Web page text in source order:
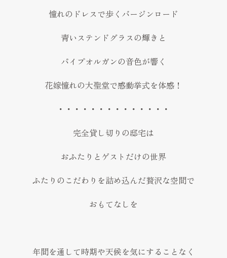
憧れのドレスで歩くバージンロード
青いステンドグラスの輝きと
パイプオルガンの音色が響く
花嫁憧れの大聖堂で感動挙式を体感！
・・・・・・・・・・・・・・
完全貸し切りの邸宅は
おふたりとゲストだけの世界
ふたりのこだわりを詰め込んだ贅沢な空間で
おもてなしを
年間を通して時期や天候を気にすることなく